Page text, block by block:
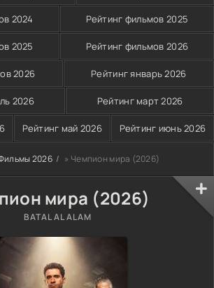
2024 Рейтинг фильмов 2025
2025 Рейтинг фильмов 2026
2026 Рейтинг январь 2026
2026 Рейтинг март 2026
Рейтинг май 2026 Рейтинг июнь 2026
2026 » Чемпион мира (2026)
мира (2026)
BATAL AL ALAM